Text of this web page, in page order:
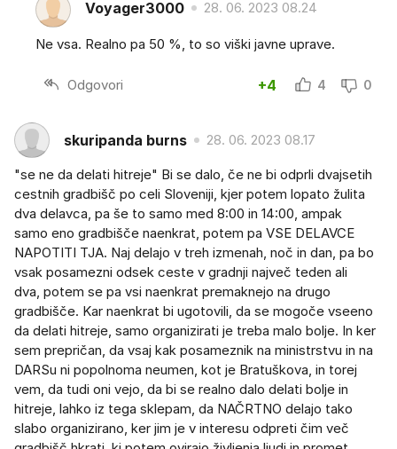
Voyager3000 28. 06. 2023 08.24
Ne vsa. Realno pa 50 %, to so viški javne uprave.
Odgovori +4 4 0
skuripanda burns 28. 06. 2023 08.17
"se ne da delati hitreje" Bi se dalo, če ne bi odprli dvajsetih
cestnih gradbišč po celi Sloveniji, kjer potem lopato žulita
dva delavca, pa še to samo med 8:00 in 14:00, ampak
samo eno gradbišče naenkrat, potem pa VSE DELAVCE
NAPOTITI TJA. Naj delajo v treh izmenah, noč in dan, pa bo
vsak posamezni odsek ceste v gradnji največ teden ali
dva, potem se pa vsi naenkrat premaknejo na drugo
gradbišče. Kar naenkrat bi ugotovili, da se mogoče vseeno
da delati hitreje, samo organizirati je treba malo bolje. In ker
sem prepričan, da vsaj kak posameznik na ministrstvu in na
DARSu ni popolnoma neumen, kot je Bratuškova, in torej
vem, da tudi oni vejo, da bi se realno dalo delati bolje in
hitreje, lahko iz tega sklepam, da NAČRTNO delajo tako
slabo organizirano, ker jim je v interesu odpreti čim več